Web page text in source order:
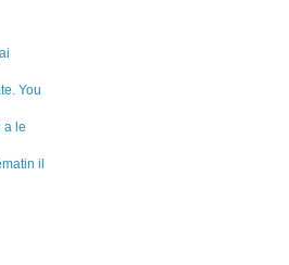
You
a le
il